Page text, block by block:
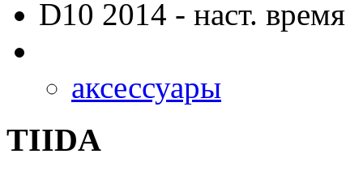
D10 2014 - наст. время
аксессуары
TIIDA